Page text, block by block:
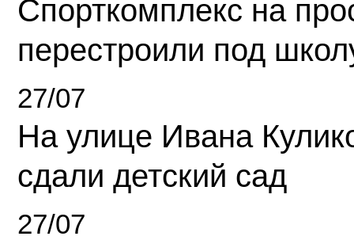
Спорткомплекс на
перестроили под
27/07
На улице Ивана
сдали детский сад
27/07